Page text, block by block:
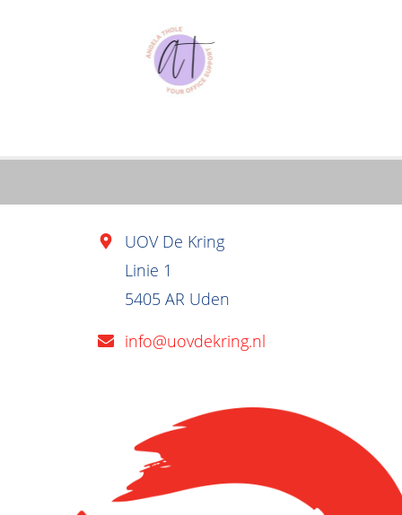
UOV De Kring
Linie 1
5405 AR Uden
info@uovdekring.nl